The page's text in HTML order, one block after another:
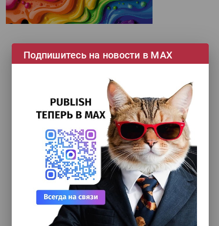
Подпишитесь на новости в МАХ